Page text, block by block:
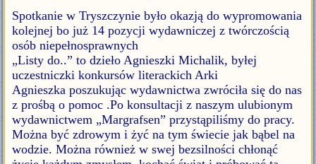
Spotkanie w Tryszczynie było okazją do wypromowania
kolejnej bo już 14 pozycji wydawniczej z twórczością
osób niepełnosprawnych
„Listy do..” to dzieło Agnieszki Michalik, byłej
uczestniczki konkursów literackich Arki
Agnieszka poszukując wydawnictwa zwróciła się do nas
z prośbą o pomoc .Po konsultacji z naszym ulubionym
wydawnictwem „Margrafsen” przystąpiliśmy do pracy.
Można być zdrowym i żyć na tym świecie jak bąbel na
wodzie. Można również w swej bezsilności chłonąć